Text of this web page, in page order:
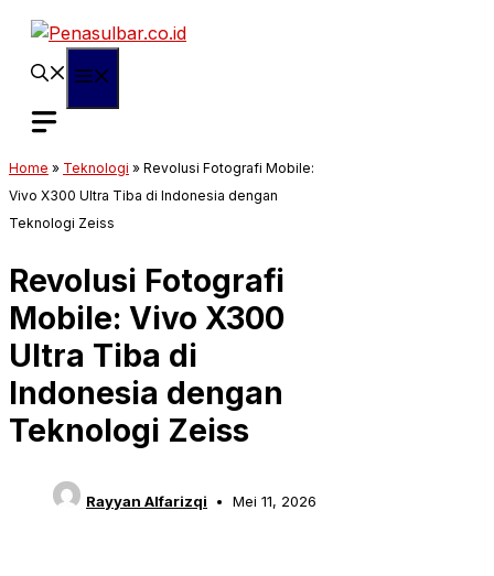
Langsung
Home » Teknologi » Revolusi Fotografi Mobile:
Vivo X300 Ultra Tiba di Indonesia dengan
Teknologi Zeiss
Revolusi Fotografi
Mobile: Vivo X300
Ultra Tiba di
Indonesia dengan
Teknologi Zeiss
Rayyan Alfarizqi Mei 11, 2026